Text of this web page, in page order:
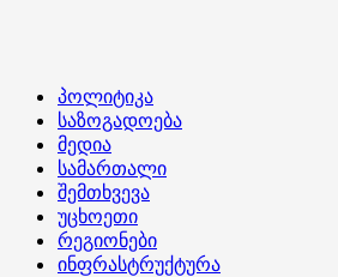
Primary
Menu
პოლიტიკა
საზოგადოება
მედია
სამართალი
შემთხვევა
უცხოეთი
რეგიონები
ინფრასტრუქტურა